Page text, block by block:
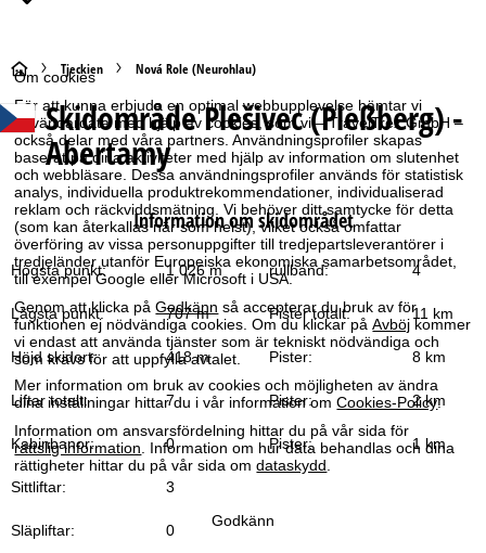
Om cookies
För att kunna erbjuda en optimal webbupplevelse hämtar vi
användardata med hjälp av cookies, som vi – TravelTrex GmbH –
också delar med våra partners. Användningsprofiler skapas
baserat på dina aktiviteter med hjälp av information om slutenhet
och webbläsare. Dessa användningsprofiler används för statistisk
analys, individuella produktrekommendationer, individualiserad
reklam och räckviddsmätning. Vi behöver ditt samtycke för detta
(som kan återkallas när som helst), vilket också omfattar
överföring av vissa personuppgifter till tredjepartsleverantörer i
tredjeländer utanför Europeiska ekonomiska samarbetsområdet,
till exempel Google eller Microsoft i USA.
Genom att klicka påGodkänn så accepterar du bruk av för
funktionen ej nödvändiga cookies. Om du klickar påAvböjkommer
vi endast att använda tjänster som är tekniskt nödvändiga och
som krävs för att uppfylla avtalet.
Mer information om bruk av cookies och möjligheten av ändra
dina inställningar hittar du i vår information omCookies-Policy.
Information om ansvarsfördelning hittar du på vår sida för
rättslig information . Information om hur data behandlas och dina
rättigheter hittar du på vår sida omdataskydd
Godkänn
S
t
a
r
t
s
i
a
Tjeckien Nová Role (Neurohlau)
SkidområdePlešivec (Pleßberg) -
Abertamy
Information om skidområdet
Högsta punkt: 1 026 m rullband: 4
Lägsta punkt: 707 m Pister totalt: 11 km
Höjd skidort: 418 m Pister: 8 km
Liftar totalt: 7 Pister: 2 km
Kabinbanor: 0 Pister: 1 km
Sittliftar: 3
Släpliftar: 0